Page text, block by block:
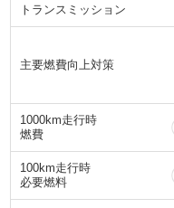
トランスミッション
主要燃費向上対策
1000km走行時
燃費
100km走行時
必要燃料